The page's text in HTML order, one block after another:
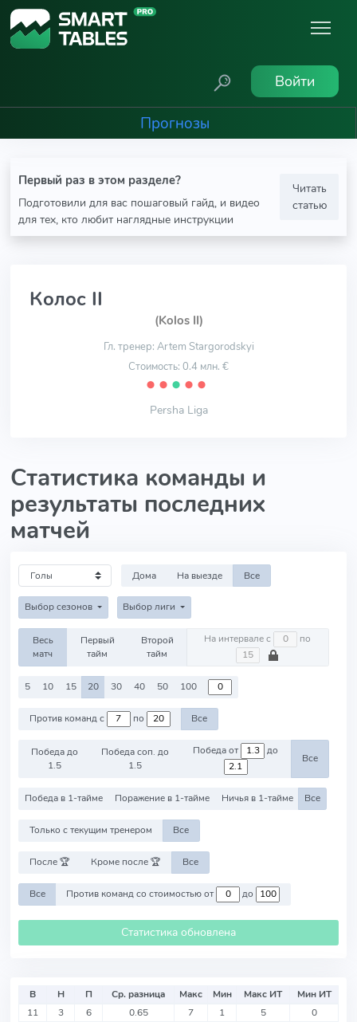
Войти
Прогнозы
Первый раз в этом разделе?
Подготовили для вас пошаговый гайд, и видео
для тех, кто любит наглядные инструкции
Читать
статью
Колос II
(Kolos II)
Гл. тренер: Artem Stargorodskyi
Стоимость: 0.4 млн. €
⬤ ⬤ ⬤ ⬤ ⬤
Persha Liga
Статистика команды и
результаты последних
матчей
Дома На выезде Все
Выбор сезонов Выбор лиги
Весь
матч
Первый
тайм
Второй
тайм
На интервале с по
5 10 15 20 30 40 50 100
Против команд с по Все
Победа до
1.5
Победа соп. до
1.5
Победа от до
Все
Победа в 1-тайме Поражение в 1-тайме Ничья в 1-тайме Все
Только с текущим тренером Все
После 🏆 Кроме после 🏆 Все
Все Против команд со стоимостью от до
Статистика обновлена
В Н П Ср. разница Макс Мин Макс ИТ
Мин ИТ
11
3 6 0.65 7 1 5 0